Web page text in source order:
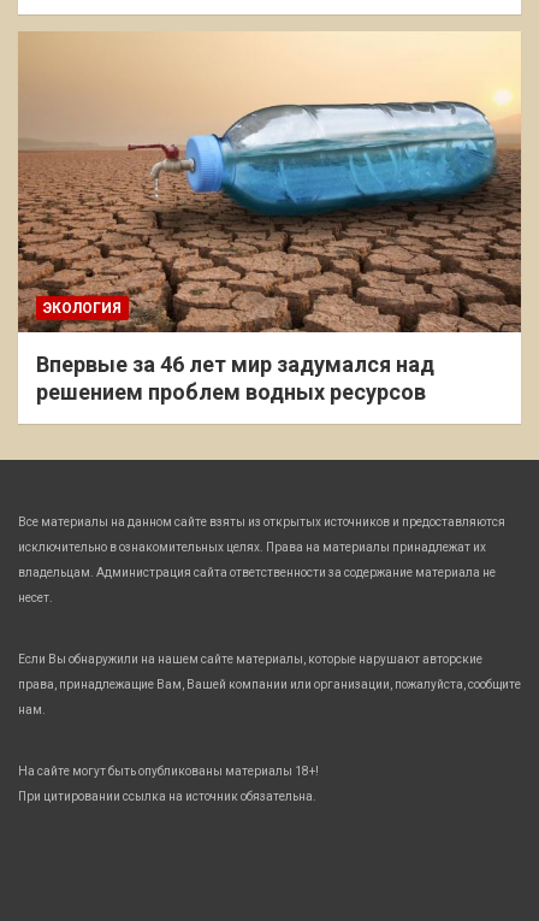
ЭКОЛОГИЯ
Впервые за 46 лет мир задумался над
решением проблем водных ресурсов
Все материалы на данном сайте взяты из открытых источников и предоставляются
исключительно в ознакомительных целях. Права на материалы принадлежат их
владельцам. Администрация сайта ответственности за содержание материала не
несет.
Если Вы обнаружили на нашем сайте материалы, которые нарушают авторские
права, принадлежащие Вам, Вашей компании или организации, пожалуйста, сообщите
нам.
На сайте могут быть опубликованы материалы 18+!
При цитировании ссылка на источник обязательна.